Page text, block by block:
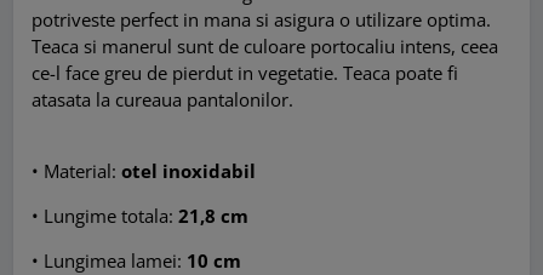
potriveste perfect in mana si asigura o utilizare optima.
Teaca si manerul sunt de culoare portocaliu intens, ceea
ce-l face greu de pierdut in vegetatie. Teaca poate fi
atasata la cureaua pantalonilor.
• Material: otel inoxidabil
• Lungime totala:21,8 cm
• Lungimea lamei: 10 cm